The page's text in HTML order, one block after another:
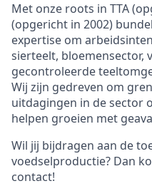
Met onze roots in TTA
(opgericht in 2002)
expertise om
sierteelt, bloemensector,
gecontroleerde
Wij zijn gedreven om
uitdagingen in de sector
helpen groeien met
Wil jij bijdragen aan de
voedselproductie? Dan
contact!